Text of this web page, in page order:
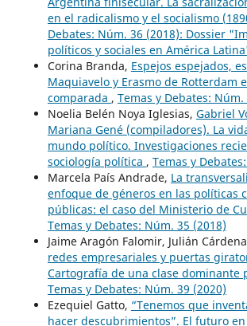
en el radicalismo y el socialismo
Debates: Núm. 36 (2018): Dossier
políticos y sociales en América
Corina Branda, Espejos espejados,
Maquiavelo y Erasmo de Rotterdam
comparada , Temas y Debates: Núm.
Noelia Belén Noya Iglesias, Gabriel
Mariana Gené (compiladores). La
mundo político. Investigaciones
sociología política , Temas y
Marcela País Andrade, La
enfoque de géneros en las políticas
públicas: el caso del Ministerio de
Temas y Debates: Núm. 35 (2018)
Jaime Aragón Falomir, Julián
redes empresariales y puertas
Cartografía de una clase dominante
Temas y Debates: Núm. 39 (2020)
Ezequiel Gatto, “Tenemos que
hacer descubrimientos”. El futuro